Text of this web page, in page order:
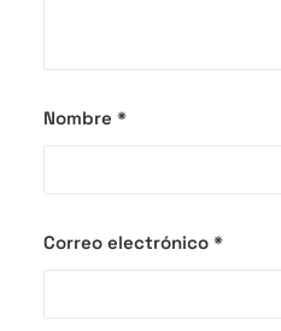
Nombre *
Correo electrónico *